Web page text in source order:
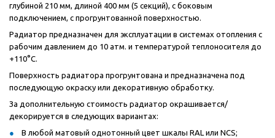
глубиной 210 мм, длиной 400 мм (5 секций), с боковым
подключением, с прогрунтованной поверхностью.
Радиатор предназначен для эксплуатации в системах отопления с
рабочим давлением до 10 атм. и температурой теплоносителя до
+110°С.
Поверхность радиатора прогрунтована и предназначена под
последующую окраску или декоративную обработку.
За дополнительную стоимость радиатор окрашивается/
декорируется в следующих вариантах:
В любой матовый однотонный цвет шкалы RAL или NCS;